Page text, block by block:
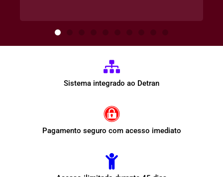
Sistema integrado ao Detran
Pagamento seguro com acesso imediato